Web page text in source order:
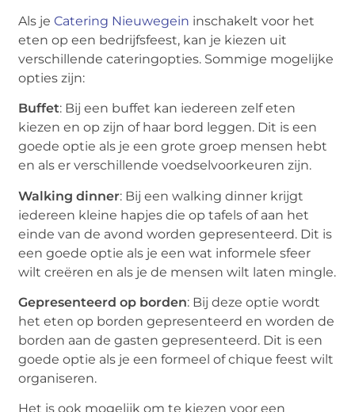
Als jeCatering Nieuwegein inschakelt voor het
eten op een bedrijfsfeest, kan je kiezen uit
verschillende cateringopties. Sommige mogelijke
opties zijn:
Buffet: Bij een buffet kan iedereen zelf eten
kiezen en op zijn of haar bord leggen. Dit is een
goede optie als je een grote groep mensen hebt
en als er verschillende voedselvoorkeuren zijn.
Walking dinner: Bij een walking dinner krijgt
iedereen kleine hapjes die op tafels of aan het
einde van de avond worden gepresenteerd. Dit is
een goede optie als je een wat informele sfeer
wilt creëren en als je de mensen wilt laten mingle.
Gepresenteerd op borden: Bij deze optie wordt
het eten op borden gepresenteerd en worden de
borden aan de gasten gepresenteerd. Dit is een
goede optie als je een formeel of chique feest wilt
organiseren.
Het is ook mogelijk om te kiezen voor een